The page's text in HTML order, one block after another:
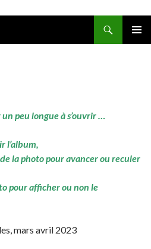
peu longue à s’ouvrir …
l’album,
la photo pour avancer ou reculer
pour afficher ou non le
mars avril 2023